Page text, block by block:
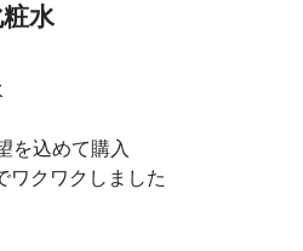
水
を込めて購入
ワクワクしました